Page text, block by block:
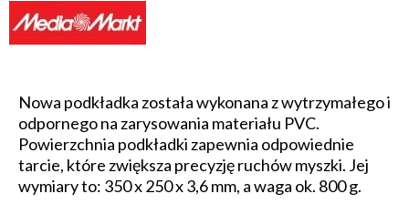
Nowa podkładka została wykonana z wytrzymałego i
odpornego na zarysowania materiału PVC.
Powierzchnia podkładki zapewnia odpowiednie
tarcie, które zwiększa precyzję ruchów myszki. Jej
wymiary to: 350 x 250 x 3,6 mm, a waga ok. 800 g.